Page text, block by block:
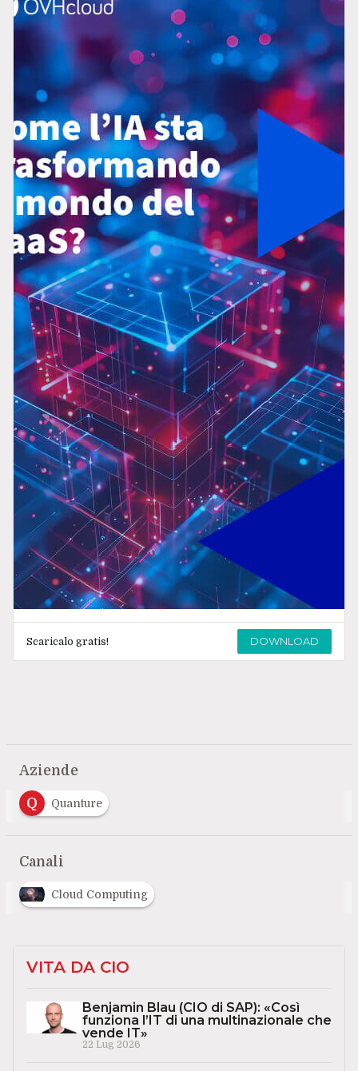
Scaricalo gratis! DOWNLOAD
Aziende
Q Quanture
Canali
Cloud Computing
VITA DA CIO
Benjamin Blau (CIO di SAP): «Così
funziona l’IT di una multinazionale che
vende IT»
22 Lug 2026